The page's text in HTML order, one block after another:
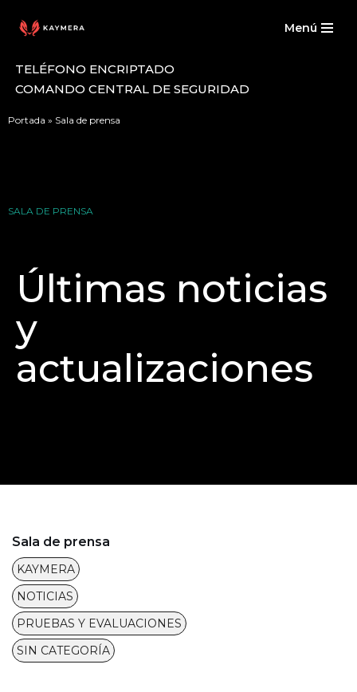
al
Menú
TELÉFONO ENCRIPTADO
COMANDO CENTRAL DE SEGURIDAD
Portada » Sala de prensa
SALA DE PRENSA
Últimas noticias
y
actualizaciones
Sala de prensa
KAYMERA
NOTICIAS
PRUEBAS Y EVALUACIONES
SIN CATEGORÍA